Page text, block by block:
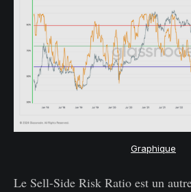
Graphique
Le Sell-Side Risk Ratio est un